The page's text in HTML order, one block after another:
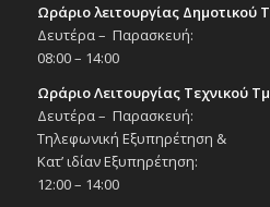
Ωράριο λειτουργίας Δημοτικού
Δευτέρα – Παρασκευή:
08:00 – 14:00
Ωράριο Λειτουργίας Τεχνικού
Δευτέρα – Παρασκευή:
Τηλεφωνική Εξυπηρέτηση &
Κατ’ ιδίαν Εξυπηρέτηση:
12:00 – 14:00